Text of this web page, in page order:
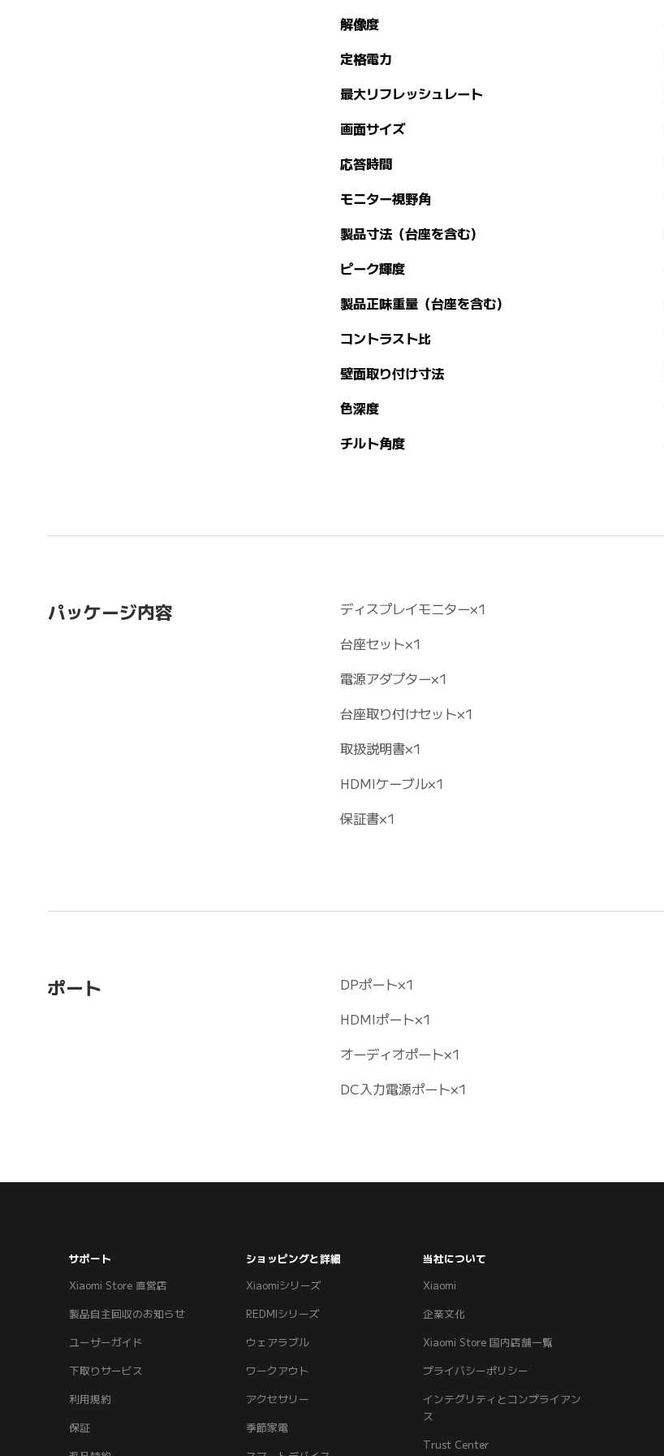
解像度
定格電力
最大リフレッシュレート
画面サイズ
応答時間
モニター視野角
製品寸法（台座を含む）
ピーク輝度
製品正味重量（台座を含む）
コントラスト比
壁面取り付け寸法
色深度
チルト角度
パッケージ内容 ディスプレイモニター×1
台座セット×1
電源アダプター×1
台座取り付けセット×1
取扱説明書×1
HDMIケーブル×1
保証書×1
ポート DPポート×1
HDMIポート×1
オーディオポート×1
DC入力電源ポート×1
サポート
Xiaomi Store 直営店
製品自主回収のお知らせ
ユーザーガイド
下取りサービス
利用規約
保証
ショッピングと詳細
Xiaomiシリーズ
REDMIシリーズ
ウェアラブル
ワークアウト
アクセサリー
季節家電
当社について
Xiaomi
企業文化
Xiaomi Store 国内店舗一覧
プライバシーポリシー
インテグリティとコンプライアン
ス
Trust Center